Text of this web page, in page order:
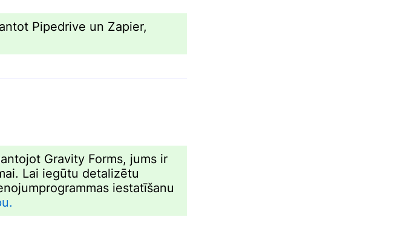
Pipedrive un Zapier,
Gravity Forms, jums ir
Lai iegūtu detalizētu
iestatīšanu